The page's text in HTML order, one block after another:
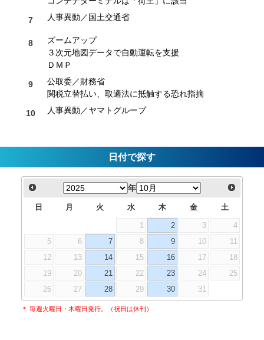
人事異動／国土交通省
ズームアップ
３次元地図データで自動運転を支援
ＤＭＰ
公取委／財務省
関税立替払い、取適法に抵触する恐れ指摘
人事異動／ヤマトグループ
日付で探す
年
日 月 火 水 木 金 土
1 2 3
4
5
6 7 8 9 10
11
12
13 14 15 16 17
18
19
20 21 22 23 24
25
26
27 28 29 30 31
＊ 毎週火曜日・木曜日発行。（祝日は休刊）